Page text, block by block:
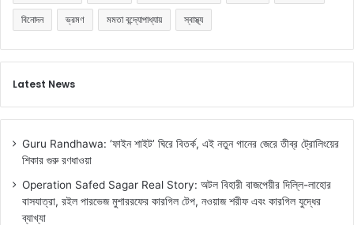
বিনোদন ভ্রমণ মমতা বন্দ্যোপাধ্যায় স্বাস্থ্য
Latest News
Guru Randhawa: ‘ফাইন শাইট’ ঘিরে বিতর্ক, এই নতুন গানের জেরে তীব্র ট্রোলিংয়ের
শিকার গুরু রণধাওয়া
Operation Safed Sagar Real Story: অটল বিহারী বাজপেয়ীর দিল্লি-লাহোর
বাসযাত্রা, রইল পারভেজ মুশাররফের কারগিল টেপ, নওয়াজ শরীফ এবং কারগিল যুদ্ধের
ব্যাখ্যা